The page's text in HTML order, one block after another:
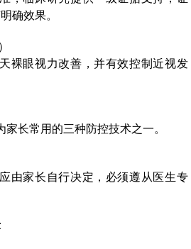
确效果。
裸眼视力改善，并有效控制近视发
家长常用的三种防控技术之一。
由家长自行决定，必须遵从医生专